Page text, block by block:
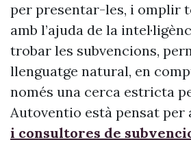
per presentar-les, i omplir
amb l’ajuda de la
trobar les subvencions,
llenguatge natural, en
només una cerca estricta
Autoventio està pensat per
i consultores de